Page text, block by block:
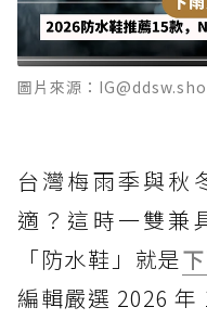
圖片來源：
台灣梅雨季與秋
適？這時一雙兼
「防水鞋」就是
編輯嚴選 2026 年